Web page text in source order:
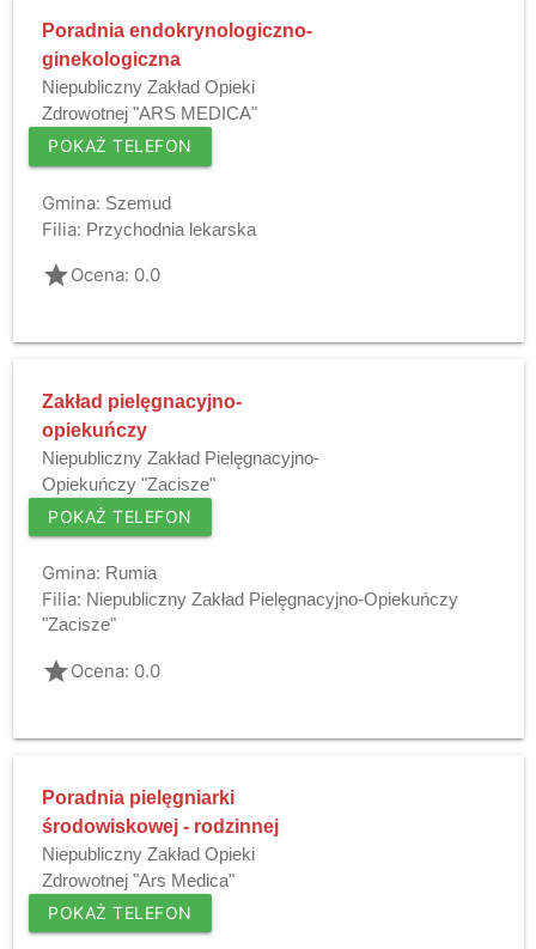
Poradnia endokrynologiczno-
ginekologiczna
Niepubliczny Zakład Opieki
Zdrowotnej "ARS MEDICA"
POKAŻ TELEFON
Gmina: Szemud
Filia: Przychodnia lekarska
gradeOcena: 0.0
Zakład pielęgnacyjno-
opiekuńczy
Niepubliczny Zakład Pielęgnacyjno-
Opiekuńczy "Zacisze"
POKAŻ TELEFON
Gmina: Rumia
Filia: Niepubliczny Zakład Pielęgnacyjno-Opiekuńczy
"Zacisze"
gradeOcena: 0.0
Poradnia pielęgniarki
środowiskowej - rodzinnej
Niepubliczny Zakład Opieki
Zdrowotnej "Ars Medica"
POKAŻ TELEFON